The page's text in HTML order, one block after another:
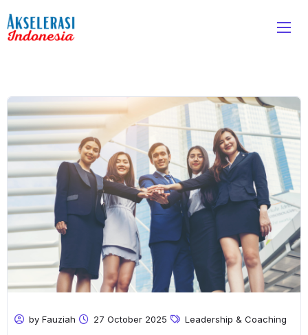
by Fauziah 27 October 2025 Leadership & Coaching